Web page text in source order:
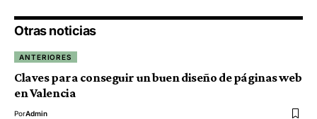
Otras noticias
ANTERIORES
Claves para conseguir un buen diseño de páginas web
en Valencia
PorAdmin